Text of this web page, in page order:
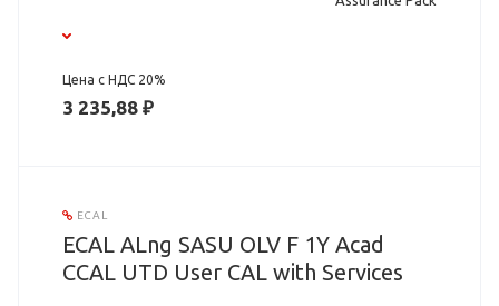
Цена с НДС 20%
3 235,88 ₽
ECAL
ECAL ALng SASU OLV F 1Y Acad
CCAL UTD User CAL with Services